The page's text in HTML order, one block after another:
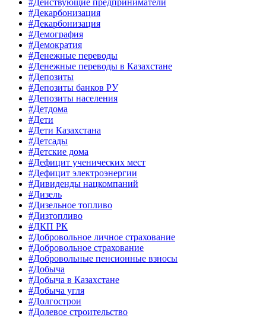
#Действующие предприниматели
#Декарбонизация
#Декарбонизация
#Демография
#Демократия
#Денежные переводы
#Денежные переводы в Казахстане
#Депозиты
#Депозиты банков РУ
#Депозиты населения
#Детдома
#Дети
#Дети Казахстана
#Детсады
#Детские дома
#Дефицит ученических мест
#Дефицит электроэнергии
#Дивиденды нацкомпаний
#Дизель
#Дизельное топливо
#Дизтопливо
#ДКП РК
#Добровольное личное страхование
#Добровольное страхование
#Добровольные пенсионные взносы
#Добыча
#Добыча в Казахстане
#Добыча угля
#Долгострои
#Долевое строительство